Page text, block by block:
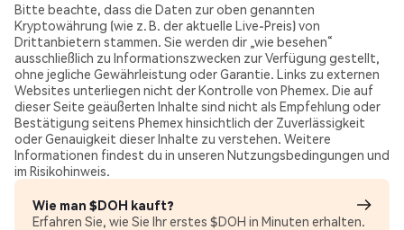
Bitte beachte, dass die Daten zur oben genannten
Kryptowährung (wie z. B. der aktuelle Live-Preis) von
Drittanbietern stammen. Sie werden dir „wie besehen“
ausschließlich zu Informationszwecken zur Verfügung gestellt,
ohne jegliche Gewährleistung oder Garantie. Links zu externen
Websites unterliegen nicht der Kontrolle von Phemex. Die auf
dieser Seite geäußerten Inhalte sind nicht als Empfehlung oder
Bestätigung seitens Phemex hinsichtlich der Zuverlässigkeit
oder Genauigkeit dieser Inhalte zu verstehen. Weitere
Informationen findest du in unseren Nutzungsbedingungen und
im Risikohinweis.
Wie man $DOH kauft?
Erfahren Sie, wie Sie Ihr erstes $DOH in Minuten erhalten.